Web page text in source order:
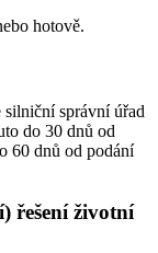
hotově.
silniční správní úřad
do 30 dnů od
60 dnů od podání
řešení životní